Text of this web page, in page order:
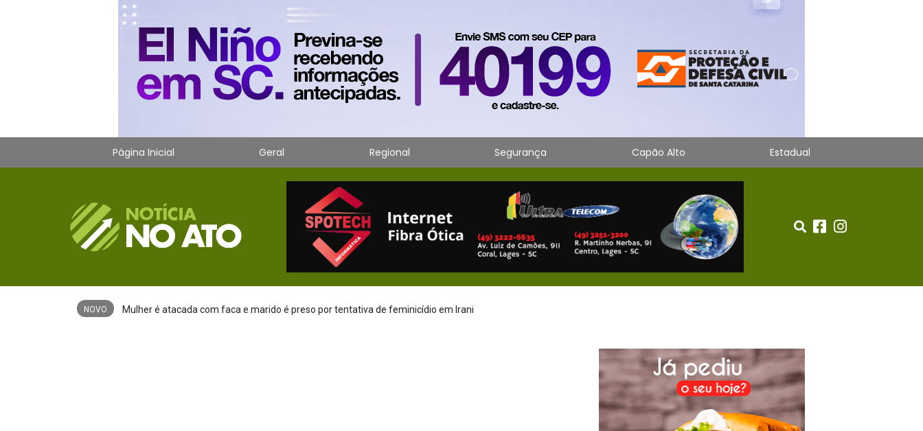
Página Inicial Geral Regional Segurança Capão Alto Estadual
NOVO Mulher é atacada com faca e marido é preso por tentativa de feminicídio em Irani